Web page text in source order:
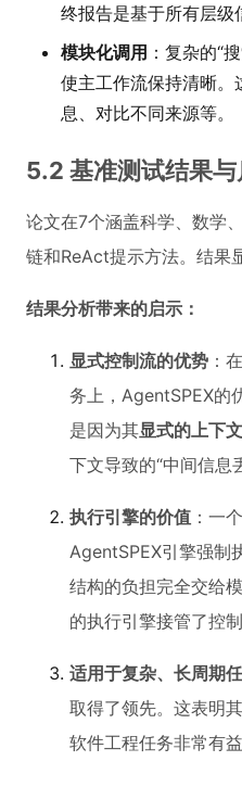
终报告是基于所有层级
模块化调用 ：复杂的“
使主工作流保持清晰。
息、对比不同来源等。
5.2 基准测试结果与
论文在7个涵盖科学、数学
链和ReAct提示方法。结果
结果分析带来的启示：
显式控制流的优势 ：
务上，AgentSPEX的
是因为其显式的上下
下文导致的“中间信息
执行引擎的价值 ：一
AgentSPEX引擎强制
结构的负担完全交给
的执行引擎接管了控
适用于复杂、长周期
取得了领先。这表明
软件工程任务非常有益